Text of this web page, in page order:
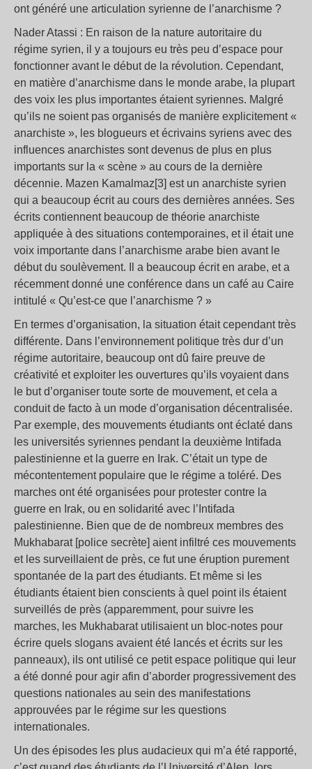
ont généré une articulation syrienne de l’anarchisme ?
Nader Atassi : En raison de la nature autoritaire du
régime syrien, il y a toujours eu très peu d’espace pour
fonctionner avant le début de la révolution. Cependant,
en matière d’anarchisme dans le monde arabe, la plupart
des voix les plus importantes étaient syriennes. Malgré
qu’ils ne soient pas organisés de manière explicitement «
anarchiste », les blogueurs et écrivains syriens avec des
influences anarchistes sont devenus de plus en plus
importants sur la « scène » au cours de la dernière
décennie. Mazen Kamalmaz[3] est un anarchiste syrien
qui a beaucoup écrit au cours des dernières années. Ses
écrits contiennent beaucoup de théorie anarchiste
appliquée à des situations contemporaines, et il était une
voix importante dans l’anarchisme arabe bien avant le
début du soulèvement. Il a beaucoup écrit en arabe, et a
récemment donné une conférence dans un café au Caire
intitulé « Qu’est-ce que l’anarchisme ? »
En termes d’organisation, la situation était cependant très
différente. Dans l’environnement politique très dur d’un
régime autoritaire, beaucoup ont dû faire preuve de
créativité et exploiter les ouvertures qu’ils voyaient dans
le but d’organiser toute sorte de mouvement, et cela a
conduit de facto à un mode d’organisation décentralisée.
Par exemple, des mouvements étudiants ont éclaté dans
les universités syriennes pendant la deuxième Intifada
palestinienne et la guerre en Irak. C’était un type de
mécontentement populaire que le régime a toléré. Des
marches ont été organisées pour protester contre la
guerre en Irak, ou en solidarité avec l’Intifada
palestinienne. Bien que de de nombreux membres des
Mukhabarat [police secrète] aient infiltré ces mouvements
et les surveillaient de près, ce fut une éruption purement
spontanée de la part des étudiants. Et même si les
étudiants étaient bien conscients à quel point ils étaient
surveillés de près (apparemment, pour suivre les
marches, les Mukhabarat utilisaient un bloc-notes pour
écrire quels slogans avaient été lancés et écrits sur les
panneaux), ils ont utilisé ce petit espace politique qui leur
a été donné pour agir afin d’aborder progressivement des
questions nationales au sein des manifestations
approuvées par le régime sur les questions
internationales.
Un des épisodes les plus audacieux qui m’a été rapporté,